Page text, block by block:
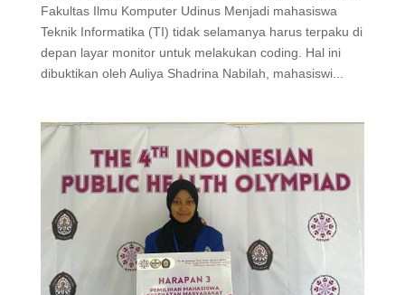
Fakultas Ilmu Komputer Udinus Menjadi mahasiswa
Teknik Informatika (TI) tidak selamanya harus terpaku di
depan layar monitor untuk melakukan coding. Hal ini
dibuktikan oleh Auliya Shadrina Nabilah, mahasiswi...